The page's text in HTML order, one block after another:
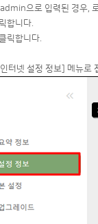
으로 입력된 경우,
합니다.
릭합니다.
터넷 설정 정보] 메뉴로